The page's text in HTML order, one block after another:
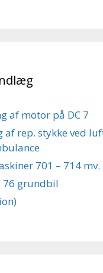
af motor på DC 7
af rep. stykke ved
701 – 714 mv.
76 grundbil